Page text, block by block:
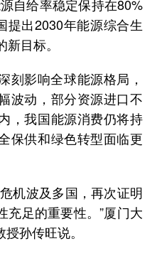
自给率稳定保持在80%
提出2030年能源综合生
目标。
影响全球能源格局，
波动，部分资源进口不
，我国能源消费仍将持
保供和绿色转型面临更
波及多国，再次证明
充足的重要性。”厦门大
孙传旺说。